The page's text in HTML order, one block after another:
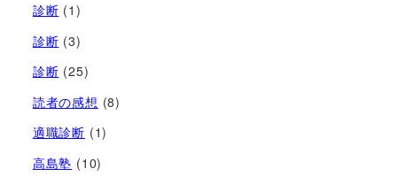
診断 (1)
診断 (3)
診断 (25)
読者の感想 (8)
適職診断 (1)
高島塾 (10)